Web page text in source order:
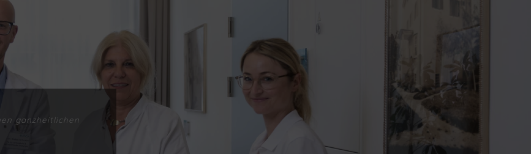
ganzheitlichen